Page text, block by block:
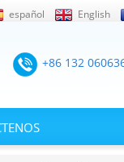
español English
+86 132